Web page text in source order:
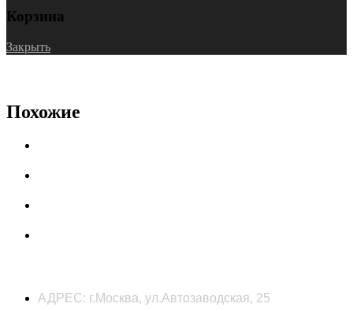
Корзина
Закрыть
Похожие
АДРЕС: г.Москва, ул.Автозаводская, 25